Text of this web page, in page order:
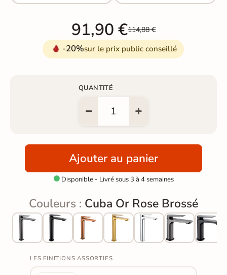
91,90 €114,88 €
-20%sur le prix public conseillé
QUANTITÉ
Ajouter au panier
Disponible - Livré sous 3 à 4 semaines
Couleurs : Cuba Or Rose Brossé
LES FINITIONS ASSORTIES